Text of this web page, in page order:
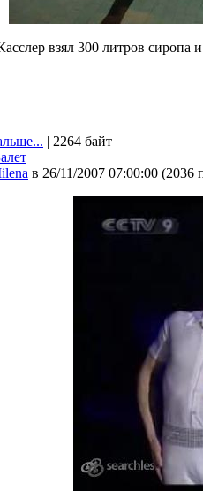
взял 300 литров сиропа
| 2264 байт
в 26/11/2007 07:00:00 (2036